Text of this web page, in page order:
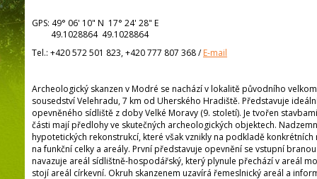
GPS: 49° 06' 10" N 17° 24' 28" E
49.1028864 49.1028864
Tel.: +420 572 501 823, +420 777 807 368/E-mail
Archeologický skanzen v Modré se nachází v lokalitě původního
sousedství Velehradu, 7 km od Uherského Hradiště. Představuje
opevněného sídliště z doby Velké Moravy (9. století). Je tvořen
části mají předlohy ve skutečných archeologických objektech.
hypotetických rekonstrukcí, které však vznikly na podkladě konkrétních
na funkční celky a areály. První představuje opevnění se vstupní
navazuje areál sídlištně-hospodářský, který plynule přechází v areál
stojí areál církevní. Okruh skanzenem uzavírá řemeslnický areál a